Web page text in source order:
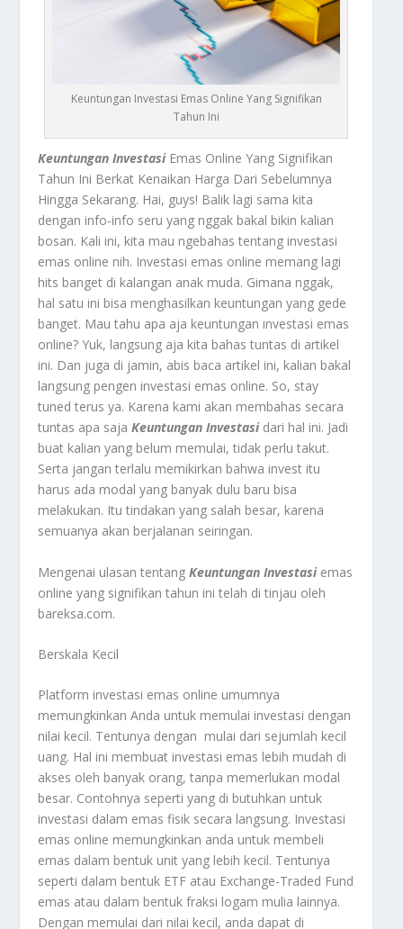
Keuntungan Investasi Emas Online Yang Signifikan
Tahun Ini
Keuntungan Investasi Emas Online Yang Signifikan
Tahun Ini Berkat Kenaikan Harga Dari Sebelumnya
Hingga Sekarang. Hai, guys! Balik lagi sama kita
dengan info-info seru yang nggak bakal bikin kalian
bosan. Kali ini, kita mau ngebahas tentang investasi
emas online nih. Investasi emas online memang lagi
hits banget di kalangan anak muda. Gimana nggak,
hal satu ini bisa menghasilkan keuntungan yang gede
banget. Mau tahu apa aja keuntungan investasi emas
online? Yuk, langsung aja kita bahas tuntas di artikel
ini. Dan juga di jamin, abis baca artikel ini, kalian bakal
langsung pengen investasi emas online. So, stay
tuned terus ya. Karena kami akan membahas secara
tuntas apa sajaKeuntungan Investasidari hal ini. Jadi
buat kalian yang belum memulai, tidak perlu takut.
Serta jangan terlalu memikirkan bahwa invest itu
harus ada modal yang banyak dulu baru bisa
melakukan. Itu tindakan yang salah besar, karena
semuanya akan berjalanan seiringan.
Mengenai ulasan tentangKeuntungan Investasiemas
online yang signifikan tahun ini telah di tinjau oleh
bareksa.com.
Berskala Kecil
Platform investasi emas online umumnya
memungkinkan Anda untuk memulai investasi dengan
nilai kecil. Tentunya dengan mulai dari sejumlah kecil
uang. Hal ini membuat investasi emas lebih mudah di
akses oleh banyak orang, tanpa memerlukan modal
besar. Contohnya seperti yang di butuhkan untuk
investasi dalam emas fisik secara langsung. Investasi
emas online memungkinkan anda untuk membeli
emas dalam bentuk unit yang lebih kecil. Tentunya
seperti dalam bentuk ETF atau Exchange-Traded Fund
emas atau dalam bentuk fraksi logam mulia lainnya.
Dengan memulai dari nilai kecil, anda dapat di